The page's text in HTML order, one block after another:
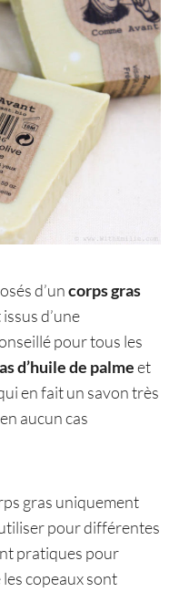
d’uncorps gras
d’une
pour tous les
d’huile de palmeet
en fait un savon très
aucun cas
gras uniquement
pour différentes
pratiques pour
copeaux sont